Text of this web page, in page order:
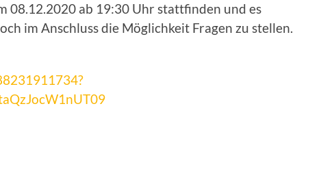
08.12.2020 ab 19:30 Uhr stattfinden und es
im Anschluss die Möglichkeit Fragen zu stellen.